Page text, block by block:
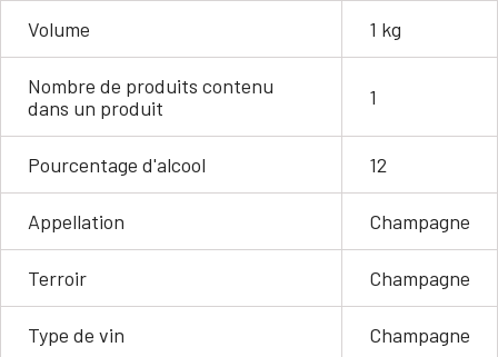
Volume 1 kg
Nombre de produits contenu
dans un produit
1
Pourcentage d'alcool 12
Appellation Champagne
Terroir Champagne
Type de vin Champagne